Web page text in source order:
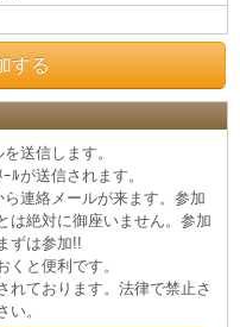
する
送信します。
ﾙが送信されます。
連絡メールが来ます。参加
は絶対に御座いません。参加
ずは参加!!
と便利です。
れております。法律で禁止さ
。